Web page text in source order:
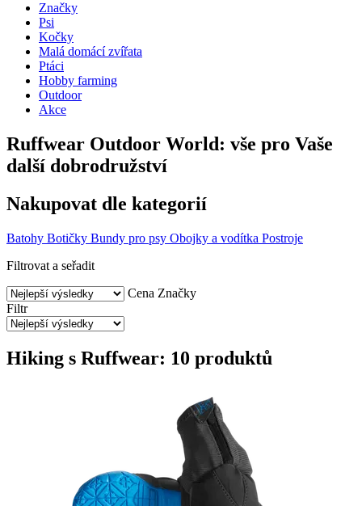
Značky
Psi
Kočky
Malá domácí zvířata
Ptáci
Hobby farming
Outdoor
Akce
Ruffwear Outdoor World: vše pro Vaše
další dobrodružství
Nakupovat dle kategorií
Batohy Botičky Bundy pro psy Obojky a vodítka Postroje
Filtrovat a seřadit
Cena Značky
Filtr
Hiking s Ruffwear: 10 produktů